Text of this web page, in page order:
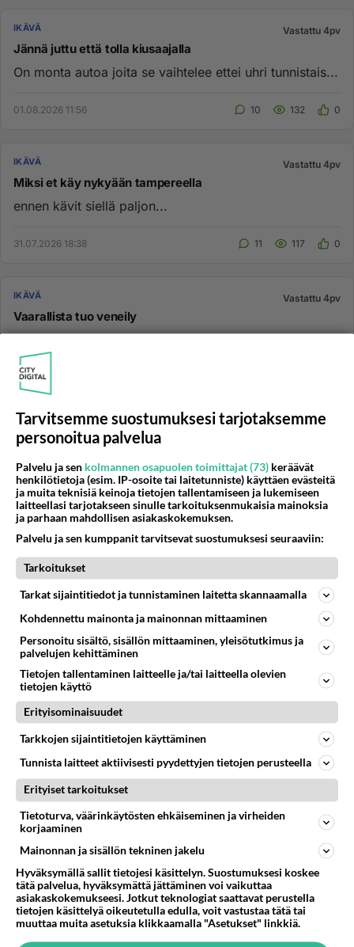
IKÄVÄ Vastattu 4pv
Jännä juttu että tolla kiusaajalla
On monta autoa joita se vaihtelee ettei uhri tunnistais...
01.08.2026 11:56 10 132 0
IKÄVÄ Vastattu 4pv
Miksi et käy nykyään tampereella
ennen kävit siellä paljon...
31.07.2026 18:38 11 117 0
IKÄVÄ Vastattu 4pv
Vaarallista tuo veneily
voisin miehen kanssa pienen matkan olla veneen
kyydissä j...
01.08.2026 06:39
IKÄVÄ
Muistakaa pojat tämä.
Mies joka haluaa naisen, löytää keinon. Ei epäröi eikä
hämmennä. Tekee kaiken eteenne....
IKÄVÄ Vastattu 4pv
A-nainen haluaisin....
Käyttää sinua seksuaalisten tarpeitteni
01.08.2026 12:11 5 104 0
Tarvitsemme suostumuksesi tarjotaksemme
personoitua palvelua
Palvelu ja sen kolmannen osapuolen toimittajat (73) keräävät
henkilötietoja (esim. IP-osoite tai laitetunniste) käyttäen evästeitä
ja muita teknisiä keinoja tietojen tallentamiseen ja lukemiseen
laitteellasi tarjotakseen sinulle tarkoituksenmukaisia mainoksia
ja parhaan mahdollisen asiakaskokemuksen.
Palvelu ja sen kumppanit tarvitsevat suostumuksesi seuraaviin:
Tarkoitukset
Tarkat sijaintitiedot ja tunnistaminen laitetta skannaamalla
Kohdennettu mainonta ja mainonnan mittaaminen
Personoitu sisältö, sisällön mittaaminen, yleisötutkimus ja
palvelujen kehittäminen
Tietojen tallentaminen laitteelle ja/tai laitteella olevien
tietojen käyttö
Erityisominaisuudet
Tarkkojen sijaintitietojen käyttäminen
Tunnista laitteet aktiivisesti pyydettyjen tietojen perusteella
Erityiset tarkoitukset
Tietoturva, väärinkäytösten ehkäiseminen ja virheiden
korjaaminen
Mainonnan ja sisällön tekninen jakelu
Hyväksymällä sallit tietojesi käsittelyn. Suostumuksesi koskee
tätä palvelua, hyväksymättä jättäminen voi vaikuttaa
asiakaskokemukseesi. Jotkut teknologiat saattavat perustella
tietojen käsittelyä oikeutetulla edulla, voit vastustaa tätä tai
muuttaa muita asetuksia klikkaamalla "Asetukset" linkkiä.